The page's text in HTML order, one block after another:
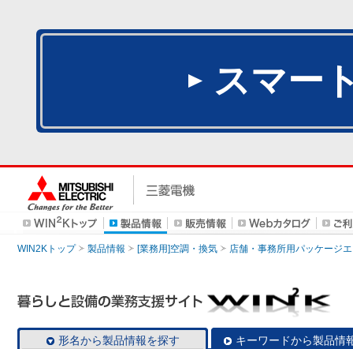
スマー
WIN2Kトップ 製品情報 [業務用]空調・換気 店舗・事務所用パッケージ
形名から製品情報を探す キーワードから製品情